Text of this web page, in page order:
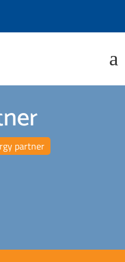
a
partner